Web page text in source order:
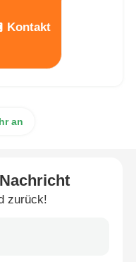
Kontakt
an
zurück!